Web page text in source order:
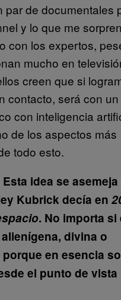
par de documentales
y lo que me
con los expertos,
mucho en
creen que si
contacto, será con
con inteligencia
de los aspectos más
todo esto.
idea se
Kubrick decía en
. No importa si
divina o
en esencia
el punto de vista